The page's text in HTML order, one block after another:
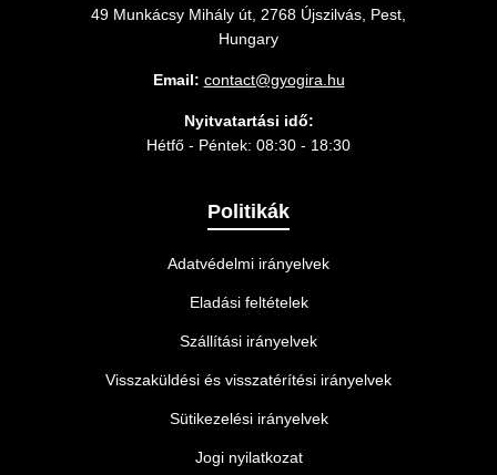
49 Munkácsy Mihály út, 2768 Újszilvás, Pest,
Hungary
Email: contact@gyogira.hu
Nyitvatartási idő:
Hétfő - Péntek: 08:30 - 18:30
Politikák
Adatvédelmi irányelvek
Eladási feltételek
Szállítási irányelvek
Visszaküldési és visszatérítési irányelvek
Sütikezelési irányelvek
Jogi nyilatkozat